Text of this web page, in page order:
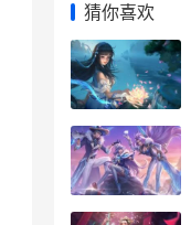
猜你喜欢